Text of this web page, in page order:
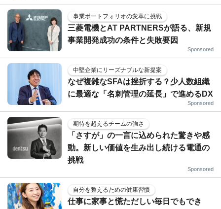
事業ポートフォリオの変革に挑戦
三菱電機とAT PARTNERSが語る、新規
事業開発成功の条件と失敗要因
Sponsored
中堅企業にリーズナブルな新提案
なぜ複雑なSFAは挫折する？少人数組織
に最適な「名刺管理の延長」で進めるDX
Sponsored
期待を超えるチームの強さ
「さすが」の一言に込められた驚きや感
動。新しい価値を生み出し続ける電通の
挑戦
Sponsored
自分を整えるための健康習慣
仕事に家事と慌ただしい毎日でもでき